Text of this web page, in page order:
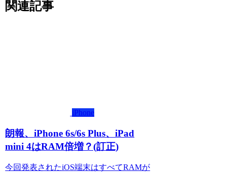
関連記事
iPhone
朗報、iPhone 6s/6s Plus、iPad
mini 4はRAM倍増？(訂正)
今回発表されたiOS端末はすべてRAMが